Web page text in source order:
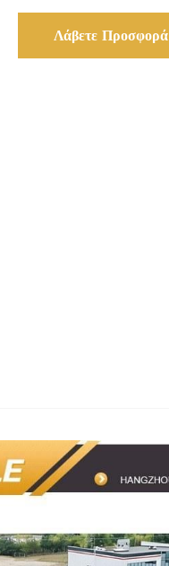
Λάβετε Προσφορά